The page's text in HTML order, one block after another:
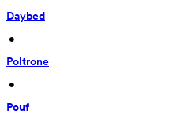
Daybed
•
Poltrone
•
Pouf